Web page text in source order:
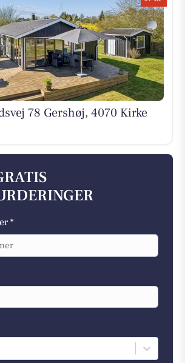
78 Gershøj, 4070 Kirke
*